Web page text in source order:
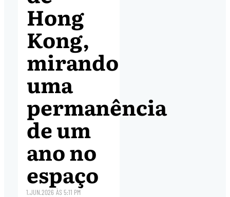
Hong
Kong,
mirando
uma
permanência
de um
ano no
espaço
1.JUN.2026 ÀS5:11 PM